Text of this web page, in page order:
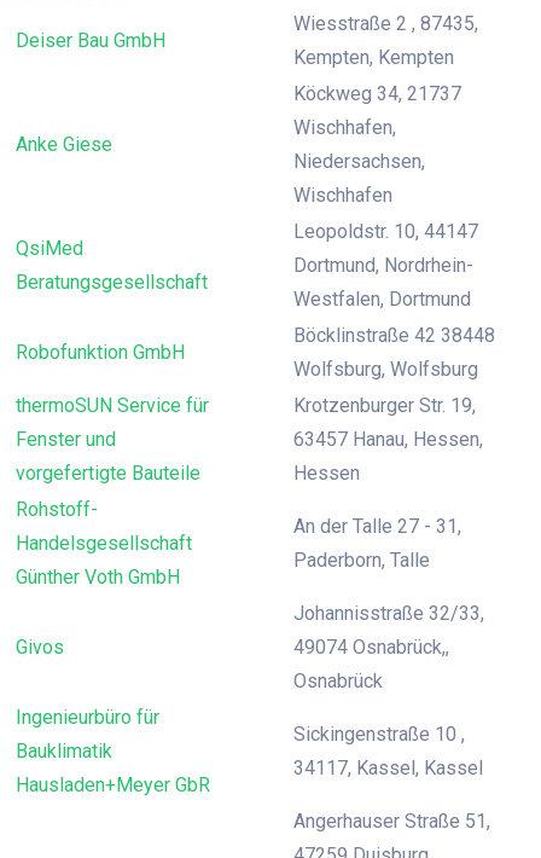
Deiser Bau GmbH
Wiesstraße 2 , 87435,
Kempten, Kempten
Anke Giese
Köckweg 34, 21737
Wischhafen,
Niedersachsen,
Wischhafen
QsiMed
Beratungsgesellschaft
Leopoldstr. 10, 44147
Dortmund, Nordrhein-
Westfalen, Dortmund
Robofunktion GmbH
Böcklinstraße 42 38448
Wolfsburg, Wolfsburg
thermoSUN Service für
Fenster und
vorgefertigte Bauteile
Krotzenburger Str. 19,
63457 Hanau, Hessen,
Hessen
Rohstoff-
Handelsgesellschaft
Günther Voth GmbH
An der Talle 27 - 31,
Paderborn, Talle
Givos
Johannisstraße 32/33,
49074 Osnabrück,,
Osnabrück
Ingenieurbüro für
Bauklimatik
Hausladen+Meyer GbR
Sickingenstraße 10 ,
34117, Kassel, Kassel
Angerhauser Straße 51,